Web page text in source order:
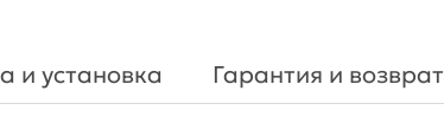
и установка Гарантия и возврат